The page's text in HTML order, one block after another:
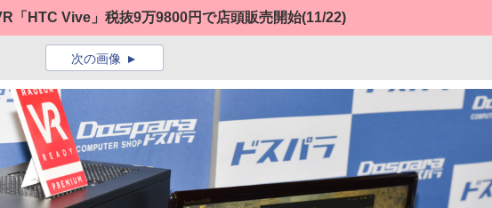
「HTC Vive」税抜9万9800円で店頭販売開始(11/22)
次の画像